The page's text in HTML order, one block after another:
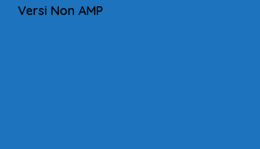
Versi Non AMP